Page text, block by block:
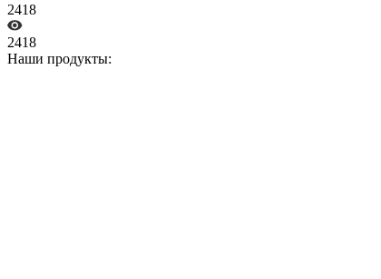
2418
2418
Наши продукты: